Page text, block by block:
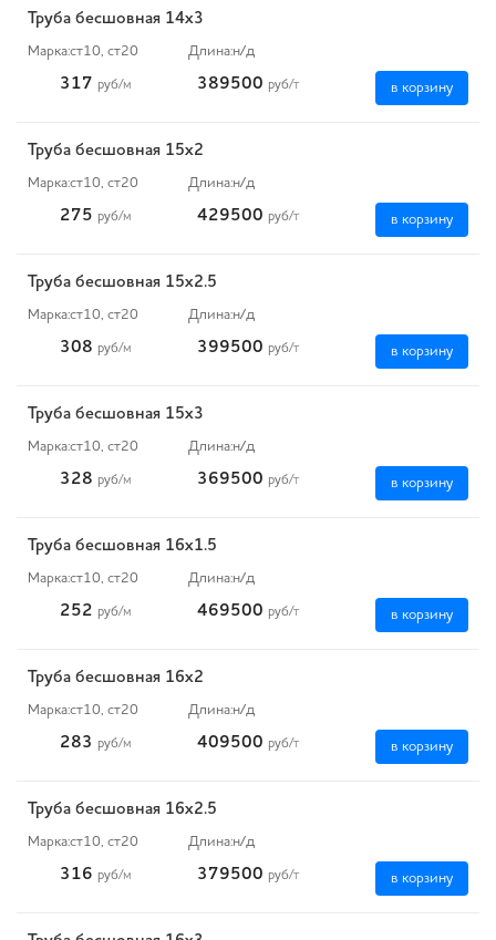
Труба бесшовная 14х3
Марка:ст10, ст20 Длина:н/д
317 руб/м 389500 руб/т в корзину
Труба бесшовная 15х2
Марка:ст10, ст20 Длина:н/д
275 руб/м 429500 руб/т в корзину
Труба бесшовная 15х2.5
Марка:ст10, ст20 Длина:н/д
308 руб/м 399500 руб/т в корзину
Труба бесшовная 15х3
Марка:ст10, ст20 Длина:н/д
328 руб/м 369500 руб/т в корзину
Труба бесшовная 16х1.5
Марка:ст10, ст20 Длина:н/д
252 руб/м 469500 руб/т в корзину
Труба бесшовная 16х2
Марка:ст10, ст20 Длина:н/д
283 руб/м 409500 руб/т в корзину
Труба бесшовная 16х2.5
Марка:ст10, ст20 Длина:н/д
316 руб/м 379500 руб/т в корзину